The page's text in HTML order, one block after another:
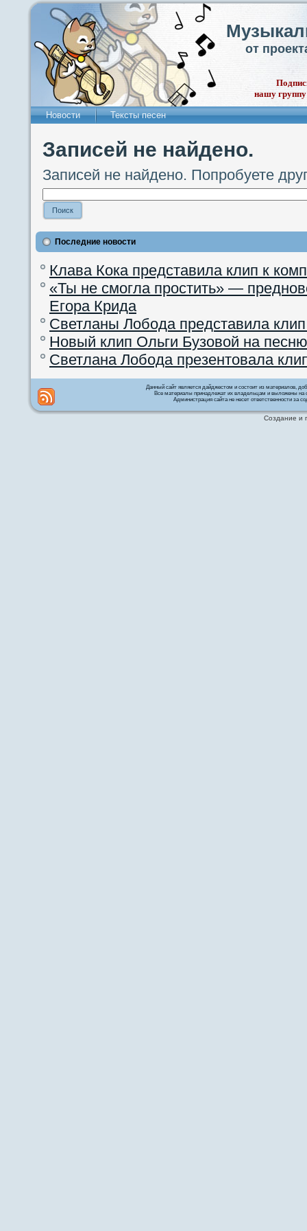
от
нашу
Новости Тексты песен
Записей не найдено.
Записей не найдено. Попробуете
Последние новости
Клава Кока представила клип к
«Ты не смогла простить» —
Егора Крида
Светланы Лобода представила
Новый клип Ольги Бузовой на
Светлана Лобода презентовала
Данный сайт является дайджестом и состоит из материалов,
Все материалы принадлежат их владельцам и выложены на
Администрация сайта не несет ответственности за
Создание и